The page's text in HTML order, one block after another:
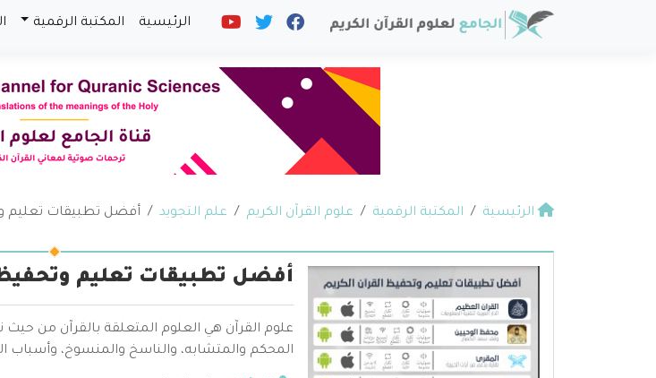
الرئيسية المكتبة الرقمية
الرئيسية المكتبة الرقمية علوم القرآن الكريم علم التجويد أفضل تطبيقات تعليم
أفضل تطبيقات تعليم وتحفيظ
علوم القرآن هي العلوم المتعلقة بالقرآن من حيث
المحكم والمتشابه، والناسخ والمنسوخ، وأسباب